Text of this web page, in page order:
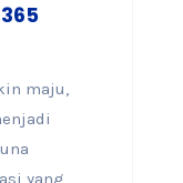
maju,
yang